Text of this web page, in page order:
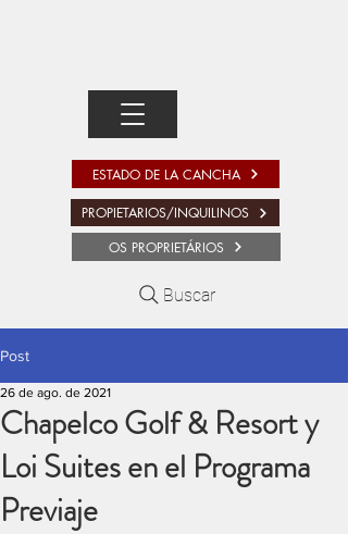
OS PROPRIETÁRIOS
ESTADO DE LA CANCHA
PROPIETARIOS/INQUILINOS
Buscar
Post
Chapelco Golf & Resort y
Loi Suites en el Programa
Previaje
26 de ago. de 2021